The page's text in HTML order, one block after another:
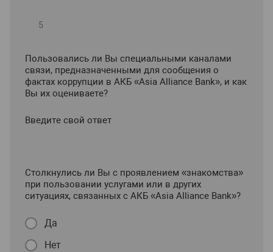
Пользовались ли Вы специальными каналами
связи, предназначенными для сообщения о
фактах коррупции в АКБ «Asia Alliance Bank», и как
Вы их оцениваете?
Введите свой ответ
Столкнулись ли Вы с проявлением «знакомства»
при пользовании услугами или в других
ситуациях, связанных с АКБ «Asia Alliance Bank»?
Да
Нет